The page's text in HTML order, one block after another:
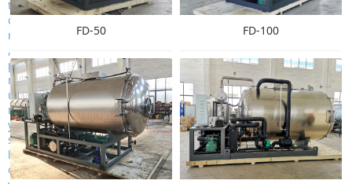
FD-50 FD-100